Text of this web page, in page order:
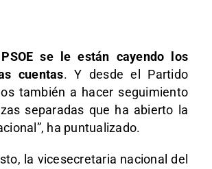
se le están cayendo los
cuentas. Y desde el Partido
también a hacer seguimiento
separadas que ha abierto la
ha puntualizado.
la vicesecretaria nacional del